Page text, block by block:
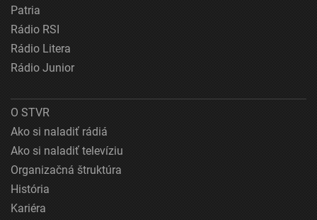
Patria
Rádio RSI
Rádio Litera
Rádio Junior
O STVR
Ako si naladiť rádiá
Ako si naladiť televíziu
Organizačná štruktúra
História
Kariéra